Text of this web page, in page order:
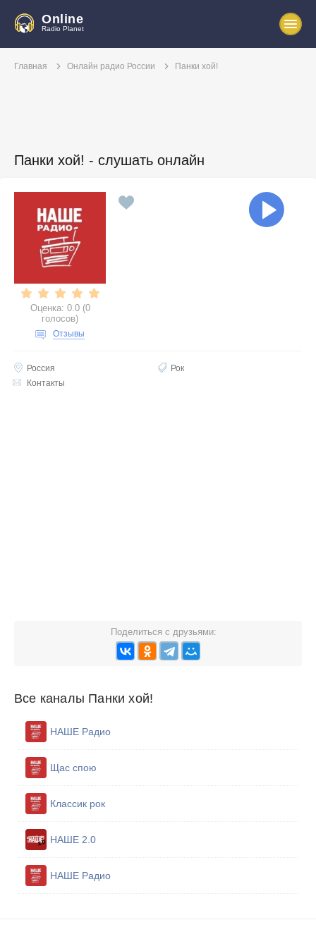
Online
Radio Planet
Главная Онлайн радио России Панки хой!
Панки хой! - слушать онлайн
Оценка: 0.0 (0
голосов)
Отзывы
Россия
Рок
Контакты
Поделиться с друзьями:
Все каналы Панки хой!
НАШЕ Радио
Щас спою
Классик рок
НАШЕ 2.0
НАШЕ Радио